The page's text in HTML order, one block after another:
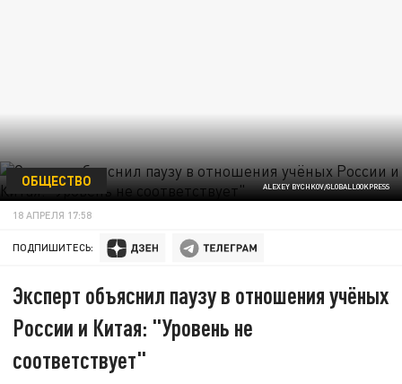
ALEXEY BYCHKOV/GLOBALLOOKPRESS
ОБЩЕСТВО
18 АПРЕЛЯ 17:58
ПОДПИШИТЕСЬ:
Эксперт объяснил паузу в отношения учёных
России и Китая: "Уровень не
соответствует"